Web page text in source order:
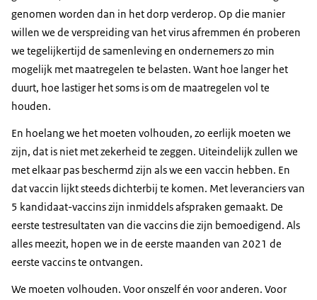
genomen worden dan in het dorp verderop. Op die manier
willen we de verspreiding van het virus afremmen én proberen
we tegelijkertijd de samenleving en ondernemers zo min
mogelijk met maatregelen te belasten. Want hoe langer het
duurt, hoe lastiger het soms is om de maatregelen vol te
houden.
En hoelang we het moeten volhouden, zo eerlijk moeten we
zijn, dat is niet met zekerheid te zeggen. Uiteindelijk zullen we
met elkaar pas beschermd zijn als we een vaccin hebben. En
dat vaccin lijkt steeds dichterbij te komen. Met leveranciers van
5 kandidaat-vaccins zijn inmiddels afspraken gemaakt. De
eerste testresultaten van die vaccins die zijn bemoedigend. Als
alles meezit, hopen we in de eerste maanden van 2021 de
eerste vaccins te ontvangen.
We moeten volhouden. Voor onszelf én voor anderen. Voor